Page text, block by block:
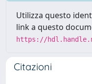
Utilizza questo
link a questo
https://
Citazioni